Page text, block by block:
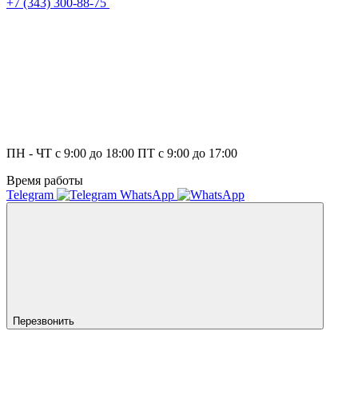
+7 (343) 300-88-75
ПН - ЧТ с 9:00 до 18:00 ПТ с 9:00 до 17:00
Время работы
Telegram
WhatsApp
Перезвонить